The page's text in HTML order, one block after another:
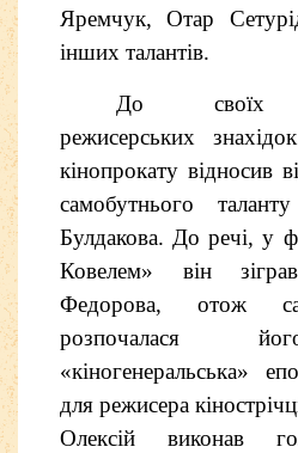
Яремчук, Отар
інших талантів.
До своїх
режисерських
кінопрокату відносив
самобутнього
Булдакова. До речі, у
Ковелем» він
Федорова, отож
розпочалася
«кіногенеральська»
для режисера
Олексій виконав